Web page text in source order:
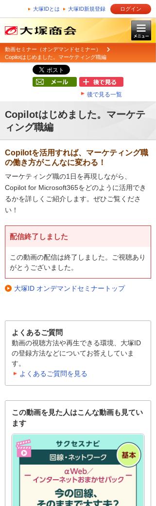
大塚IDとは 大塚ID新規登録 ログイン
動画セミナー（オンデマンドセミナー）
Copilotはじめました。マーケティング職編
後で見る一覧
Copilotはじめました。マーケテ
ィング職編
Copilotを活用すれば、マーケティング職
の働き方がこんなに変わる！
マーケティング職の1日を再現しながら、
Copilot for Microsoft365をどのように活用でき
るかを詳しくご紹介します。ぜひご覧くださ
い！
配信終了しました
この動画の配信は終了しました。ご視聴あり
がとうございました。
大塚ID オンデマンドセミナートップ
よくあるご質問
動画の視聴方法や再生できる環境、大塚ID
の登録方法などについてお答えしていま
す。
よくあるご質問を見る
この動画を見た人はこんな動画も見てい
ます